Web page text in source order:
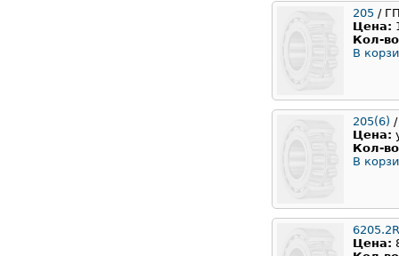
205 /
Цена:
Кол-
В
205(6)
Цена:
Кол-
В
Цена: